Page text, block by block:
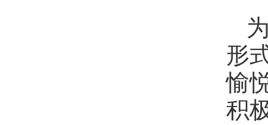
形
愉
积